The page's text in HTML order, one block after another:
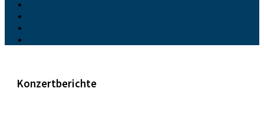
Konzertberichte